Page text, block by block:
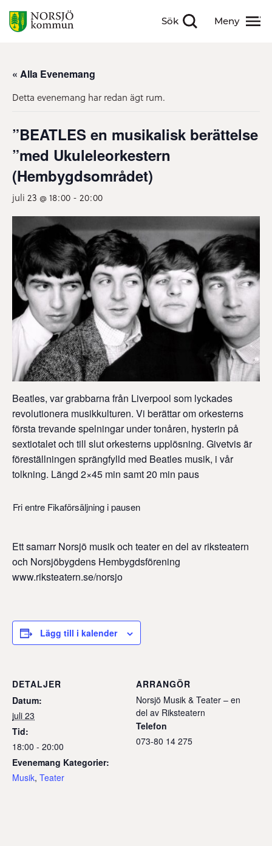
Sök
Visa sökfält Meny
Visa meny
« Alla Evenemang
Detta evenemang har redan ägt rum.
”BEATLES en musikalisk berättelse
”med Ukuleleorkestern
(Hembygdsområdet)
juli 23 @ 18:00 - 20:00
Beatles, var grabbarna från Liverpool som lyckades
revolutionera musikkulturen. Vi berättar om orkesterns
första trevande spelningar under tonåren, hysterin på
sextiotalet och till slut orkesterns upplösning. Givetvis är
föreställningen sprängfylld med Beatles musik, i vår
tolkning. Längd 2×45 min samt 20 min paus
Fri entre Fikaförsäljning i pausen
Ett samarr Norsjö musik och teater en del av riksteatern
och Norsjöbygdens Hembygdsförening
www.riksteatern.se/norsjo
Lägg till i kalender
DETALJER
Datum:
juli 23
Tid:
18:00 - 20:00
Evenemang Kategorier:
Musik, Teater
ARRANGÖR
Norsjö Musik & Teater – en
del av Riksteatern
Telefon
073-80 14 275